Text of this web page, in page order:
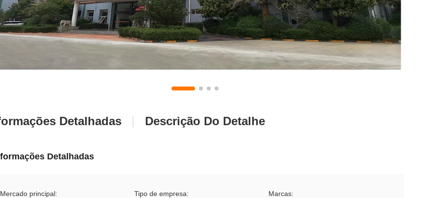
Detalhadas Descrição Do Detalhe
Detalhadas
Mercado principal:
Tipo de empresa:
Marcas: